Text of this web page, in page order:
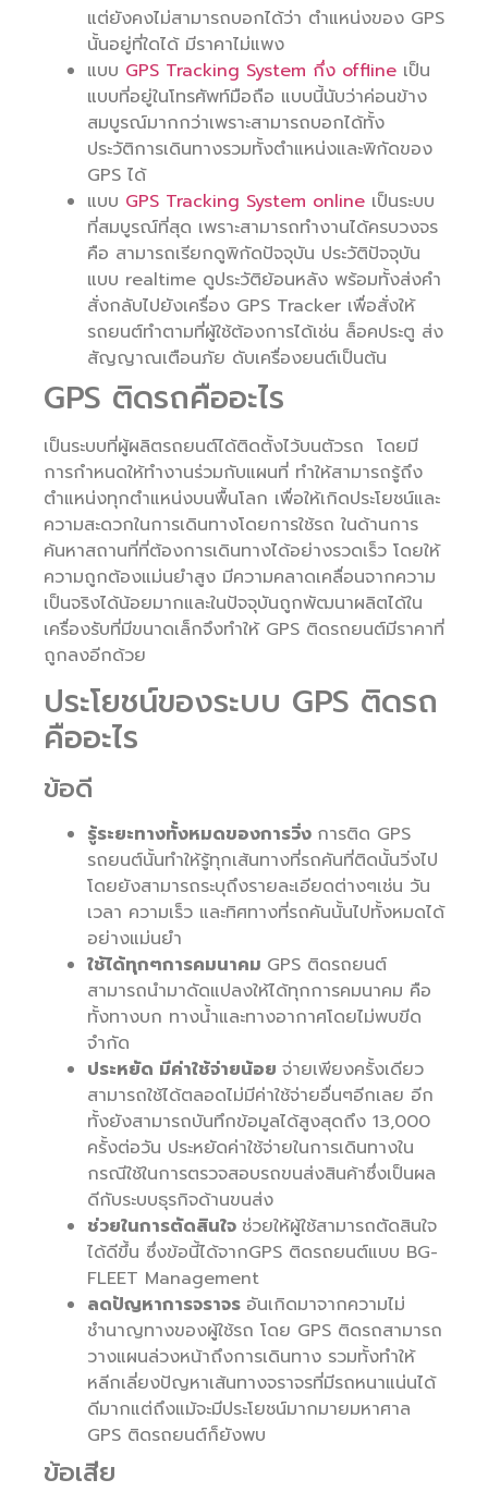
แต่ยังคงไม่สามารถบอกได้ว่า ตำแหน่งของ GPS
นั้นอยู่ที่ใดได้ มีราคาไม่แพง
แบบ GPS Tracking System กึ่ง offline เป็น
แบบที่อยู่ในโทรศัพท์มือถือ แบบนี้นับว่าค่อนข้าง
สมบูรณ์มากกว่าเพราะสามารถบอกได้ทั้ง
ประวัติการเดินทางรวมทั้งตำแหน่งและพิกัดของ
GPS ได้
แบบ GPS Tracking System online เป็นระบบ
ที่สมบูรณ์ที่สุด เพราะสามารถทำงานได้ครบวงจร
คือ สามารถเรียกดูพิกัดปัจจุบัน ประวัติปัจจุบัน
แบบ realtime ดูประวัติย้อนหลัง พร้อมทั้งส่งคำ
สั่งกลับไปยังเครื่อง GPS Tracker เพื่อสั่งให้
รถยนต์ทำตามที่ผู้ใช้ต้องการได้เช่น ล็อคประตู ส่ง
สัญญาณเตือนภัย ดับเครื่องยนต์เป็นต้น
GPS ติดรถคืออะไร
เป็นระบบที่ผู้ผลิตรถยนต์ได้ติดตั้งไว้บนตัวรถ โดยมี
การกำหนดให้ทำงานร่วมกับแผนที่ ทำให้สามารถรู้ถึง
ตำแหน่งทุกตำแหน่งบนพื้นโลก เพื่อให้เกิดประโยชน์และ
ความสะดวกในการเดินทางโดยการใช้รถ ในด้านการ
ค้นหาสถานที่ที่ต้องการเดินทางได้อย่างรวดเร็ว โดยให้
ความถูกต้องแม่นยำสูง มีความคลาดเคลื่อนจากความ
เป็นจริงได้น้อยมากและในปัจจุบันถูกพัฒนาผลิตได้ใน
เครื่องรับที่มีขนาดเล็กจึงทำให้ GPS ติดรถยนต์มีราคาที่
ถูกลงอีกด้วย
ประโยชน์ของระบบ GPS ติดรถ
คืออะไร
ข้อดี
รู้ระยะทางทั้งหมดของการวิ่ง การติด GPS
รถยนต์นั้นทำให้รู้ทุกเส้นทางที่รถคันที่ติดนั้นวิ่งไป
โดยยังสามารถระบุถึงรายละเอียดต่างๆเช่น วัน
เวลา ความเร็ว และทิศทางที่รถคันนั้นไปทั้งหมดได้
อย่างแม่นยำ
ใช้ได้ทุกๆการคมนาคม GPS ติดรถยนต์
สามารถนำมาดัดแปลงให้ได้ทุกการคมนาคม คือ
ทั้งทางบก ทางน้ำและทางอากาศโดยไม่พบขีด
จำกัด
ประหยัด มีค่าใช้จ่ายน้อย จ่ายเพียงครั้งเดียว
สามารถใช้ได้ตลอดไม่มีค่าใช้จ่ายอื่นๆอีกเลย อีก
ทั้งยังสามารถบันทึกข้อมูลได้สูงสุดถึง 13,000
ครั้งต่อวัน ประหยัดค่าใช้จ่ายในการเดินทางใน
กรณีใช้ในการตรวจสอบรถขนส่งสินค้าซึ่งเป็นผล
ดีกับระบบธุรกิจด้านขนส่ง
ช่วยในการตัดสินใจ ช่วยให้ผู้ใช้สามารถตัดสินใจ
ได้ดีขึ้น ซึ่งข้อนี้ได้จากGPS ติดรถยนต์แบบ BG-
FLEET Management
ลดปัญหาการจราจร อันเกิดมาจากความไม่
ชำนาญทางของผู้ใช้รถ โดย GPS ติดรถสามารถ
วางแผนล่วงหน้าถึงการเดินทาง รวมทั้งทำให้
หลีกเลี่ยงปัญหาเส้นทางจราจรที่มีรถหนาแน่นได้
ดีมากแต่ถึงแม้จะมีประโยชน์มากมายมหาศาล
GPS ติดรถยนต์ก็ยังพบ
ข้อเสีย